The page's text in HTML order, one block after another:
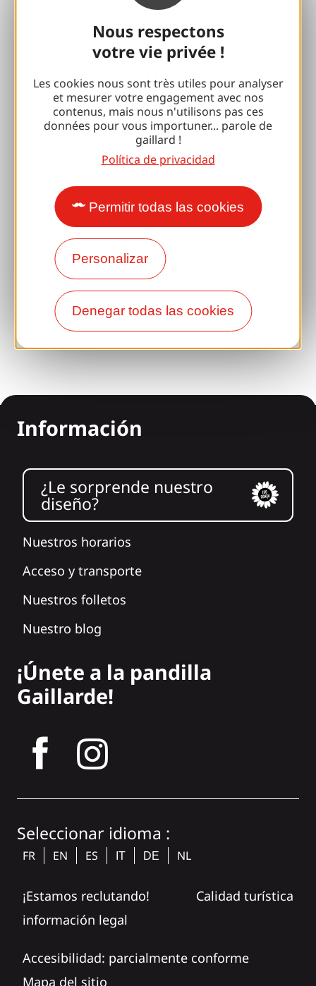
Nous respectons
votre vie privée !
Les cookies nous sont très utiles pour analyser
et mesurer votre engagement avec nos
contenus, mais nous n'utilisons pas ces
données pour vous importuner... parole de
gaillard !
Política de privacidad
Permitir todas las cookies
Personalizar
Denegar todas las cookies
Reuniones y primos
Todas las ideas de vacaciones
Pausas deportivas
100% Club Gaillard
Brive 100% Evento
Fototeca
Sala de prensa
Información
¿Le sorprende nuestro
diseño?
Nuestros horarios
Acceso y transporte
Nuestros folletos
Nuestro blog
¡Únete a la pandilla
Gaillarde!
Seleccionar idioma :
FR EN ES IT DE NL
¡Estamos reclutando!
Calidad turística
información legal
Accesibilidad: parcialmente conforme
Mapa del sitio